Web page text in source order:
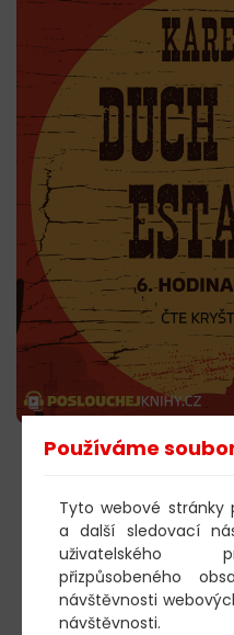
pondělí-
Používáme
Tyto webové stránky
a další sledovací
uživatelského
přizpůsobeného
návštěvnosti
návštěvnosti.